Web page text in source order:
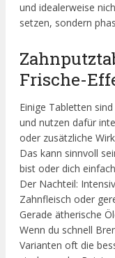
und idealerweise
setzen, sondern
Frische-
Einige Tabletten
und nutzen dafür
oder zusätzliche
Das kann sinnvoll
bist oder dich
Der Nachteil:
Zahnfleisch oder
Gerade ätherische
Wenn du schnell
Varianten oft die